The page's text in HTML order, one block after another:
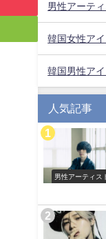
男性アーティ
韓国女性ア
韓国男性ア
人気記事
男性アーティス